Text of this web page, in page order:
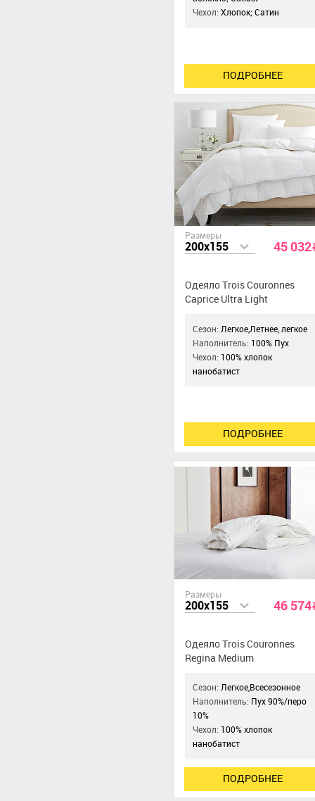
Чехол:Хлопок; Сатин
ПОДРОБНЕЕ
Размеры
200x155 45 032
Одеяло Trois Couronnes
Caprice Ultra Light
Сезон: Легкое,Летнее, легкое
Наполнитель: 100% Пух
Чехол: 100% хлопок
нанобатист
ПОДРОБНЕЕ
Размеры
200x155 46 574
Одеяло Trois Couronnes
Regina Medium
Сезон:Легкое,Всесезонное
Наполнитель: Пух 90%/перо
10%
Чехол: 100% хлопок
нанобатист
ПОДРОБНЕЕ